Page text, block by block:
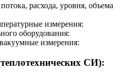
расхода, уровня, объема
измерения:
оборудования:
измерения:
СИ):